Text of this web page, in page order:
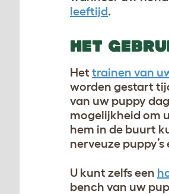
leeftijd.
HET
Het trainen van
worden gestart
van uw puppy
mogelijkheid om
hem in de buurt
nerveuze
U kunt zelfs een
bench van uw